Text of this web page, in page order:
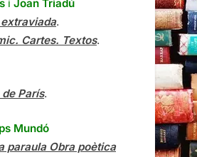
i Joan Triadú
.
Cartes. Textos.
París.
Mundó
paraula Obra poètica